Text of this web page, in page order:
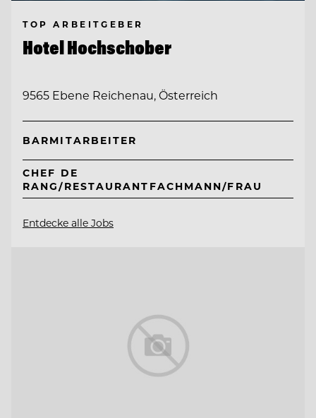
TOP ARBEITGEBER
Hotel Hochschober
9565 Ebene Reichenau, Österreich
BARMITARBEITER
CHEF DE
RANG/RESTAURANTFACHMANN/FRAU
Entdecke alle Jobs